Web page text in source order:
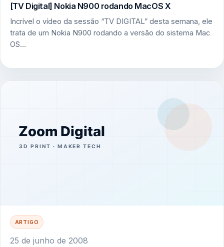
[TV Digital] Nokia N900 rodando MacOS X
Incrível o vídeo da sessão “TV DIGITAL” desta semana, ele
trata de um Nokia N900 rodando a versão do sistema Mac
OS…
ARTIGO
25 de junho de 2008